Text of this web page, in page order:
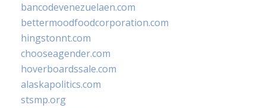
bancodevenezuelaen.com
bettermoodfoodcorporation.com
hingstonnt.com
chooseagender.com
hoverboardssale.com
alaskapolitics.com
stsmp.org